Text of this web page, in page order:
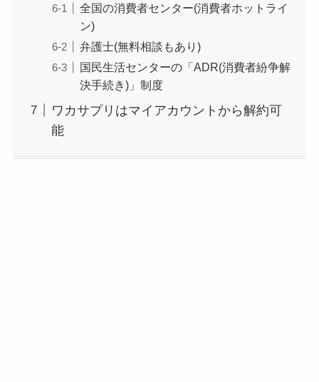
る方法ある？
ニューZの解約まと
め！電話が繋がらな
全国の消費者センター(消費者ホットライ
ン)
弁護士(無料相談もあり)
国民生活センターの「ADR(消費者紛争解
決手続き)」制度
ワカサプリはマイアカウントから解約可
能